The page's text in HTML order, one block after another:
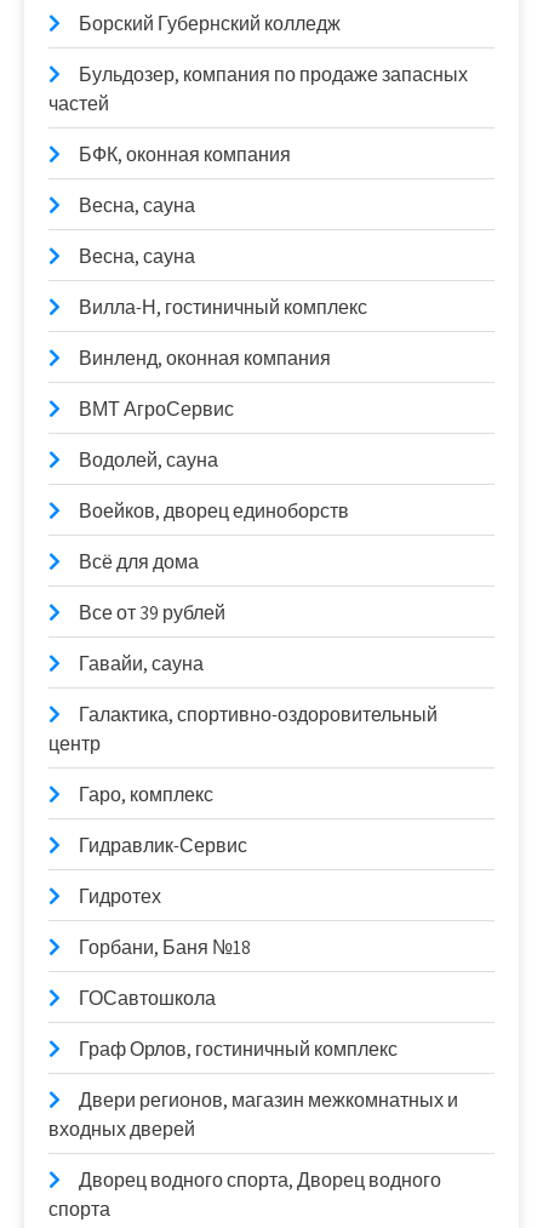
Борский Губернский колледж
Бульдозер, компания по продаже запасных
частей
БФК, оконная компания
Весна, сауна
Весна, сауна
Вилла-Н, гостиничный комплекс
Винленд, оконная компания
ВМТ АгроСервис
Водолей, сауна
Воейков, дворец единоборств
Всё для дома
Все от 39 рублей
Гавайи, сауна
Галактика, спортивно-оздоровительный
центр
Гаро, комплекс
Гидравлик-Сервис
Гидротех
Горбани, Баня №18
ГОСавтошкола
Граф Орлов, гостиничный комплекс
Двери регионов, магазин межкомнатных и
входных дверей
Дворец водного спорта, Дворец водного
спорта